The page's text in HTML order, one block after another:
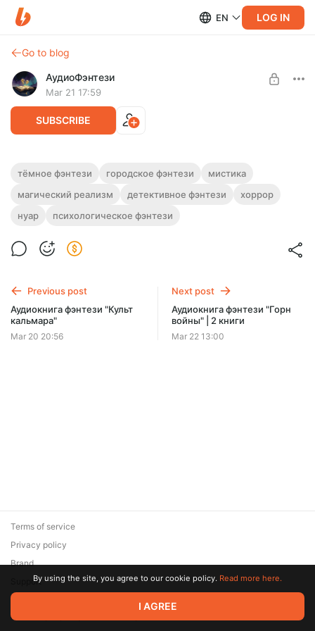
EN LOG IN
Go to blog
АудиоФэнтези
Mar 21 17:59
SUBSCRIBE
Аудиокнига фэнтези "Тёмный ритуал" |
Трилогия
Полная версия. Трилогия.
рекламы и любых ограничений!
Level required:
Billed every 12 months.
Offer ends 08 August.
тёмное фэнтези городское фэнтези
мистика
магический реализм
детективное фэнтези
хоррор
нуар
психологическое фэнтези
Previous post
Аудиокнига фэнтези "Культ
кальмара"
Mar 20 20:56
Next post
Аудиокнига фэнтези "Горн
войны" | 2 книги
Mar 22 13:00
© 2026 Zaya Solutions Limited. All rights reserved. All trademarks
are the property of their respective owners.
Terms of service
Privacy policy
Brand
SupportBy using the site, you agree to our cookie policy. Read more here.
I AGREE